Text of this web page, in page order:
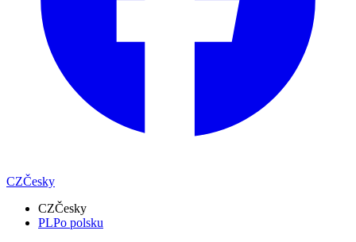
CZČesky
CZČesky
PLPo polsku